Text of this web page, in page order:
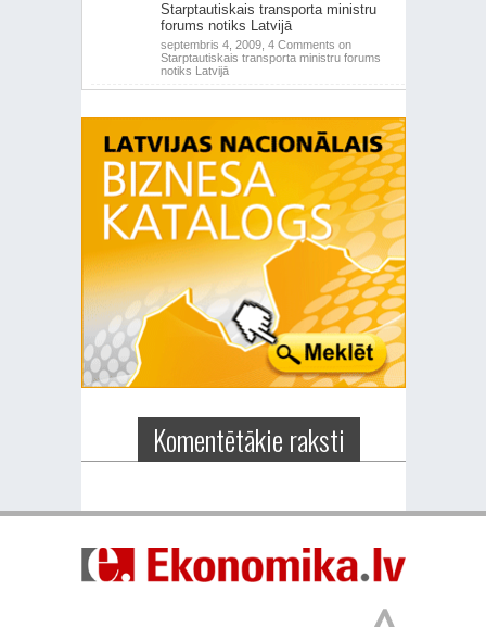
Starptautiskais transporta ministru
forums notiks Latvijā
septembris 4, 2009, 4 Comments on
Starptautiskais transporta ministru forums
notiks Latvijā
Komentētākie raksti